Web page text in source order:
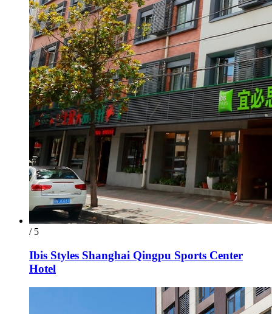
/ 5
Ibis Styles Shanghai Qingpu Sports Center
Hotel